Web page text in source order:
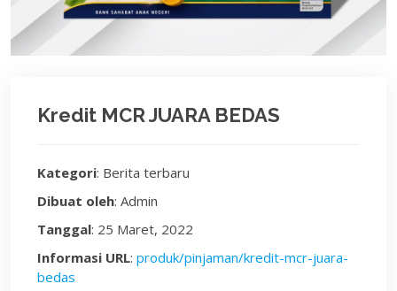
Kredit MCR JUARA BEDAS
Kategori: Berita terbaru
Dibuat oleh: Admin
Tanggal: 25 Maret, 2022
Informasi URL: produk/pinjaman/kredit-mcr-juara-
bedas